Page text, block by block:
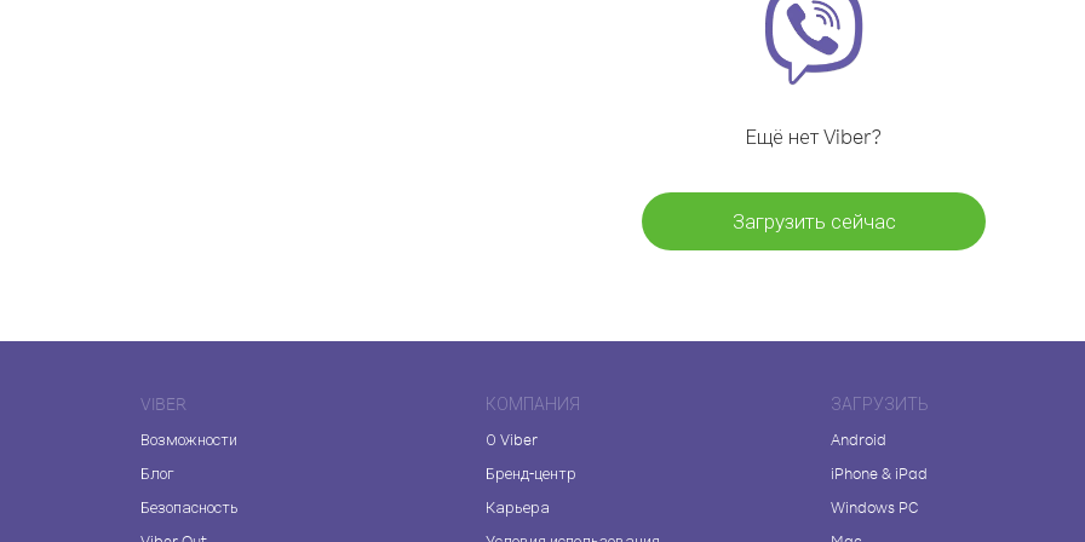
Ещё нет Viber?
Загрузить сейчас
VIBER
Возможности
Блог
Безопасность
КОМПАНИЯ
О Viber
Бренд-центр
Карьера
ЗАГРУЗИТЬ
Android
iPhone & iPad
Windows PC